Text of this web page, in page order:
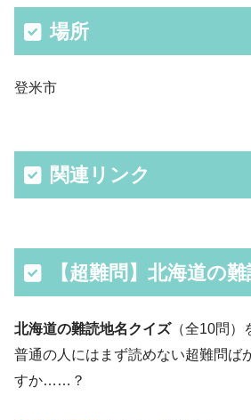
場所
登米市
関連リンク
【超難問】北海道の
北海道の難読地名クイズ（全10問）
普通の人にはまず読めない超難問ば
すか……？